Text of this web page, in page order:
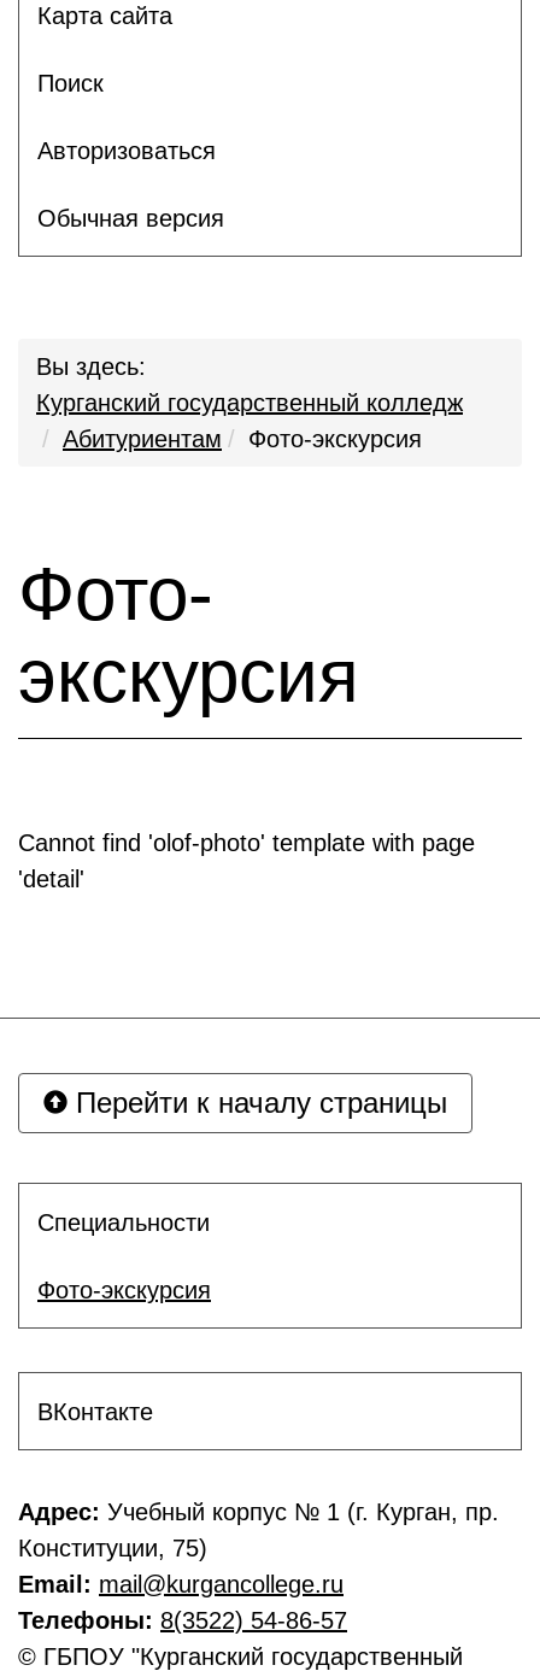
Карта сайта
Поиск
Авторизоваться
Обычная версия
Вы здесь:
Курганский государственный колледж
Абитуриентам
Фото-экскурсия
Фото-
экскурсия
Cannot find 'olof-photo' template with page
'detail'
Перейти к началу страницы
Специальности
Фото-экскурсия
ВКонтакте
Адрес: Учебный корпус № 1 (г. Курган, пр.
Конституции, 75)
Email: mail@kurgancollege.ru
Телефоны: 8(3522) 54-86-57
© ГБПОУ "Курганский государственный